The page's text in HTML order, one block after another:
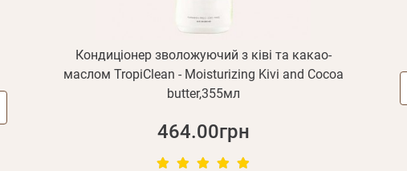
Кондиціонер зволожуючий з ківі та какао-
маслом TropiClean - Moisturizing Kivi and Cocoa
butter,355мл
464.00грн